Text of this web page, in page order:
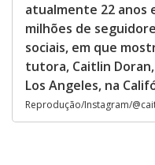
atualmente 22 anos
milhões de
sociais, em que
tutora, Caitlin
Los Angeles, na
Reprodução/Instagram/